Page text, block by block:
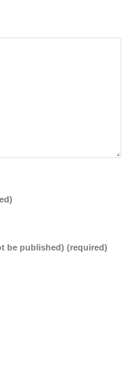
be published) (required)